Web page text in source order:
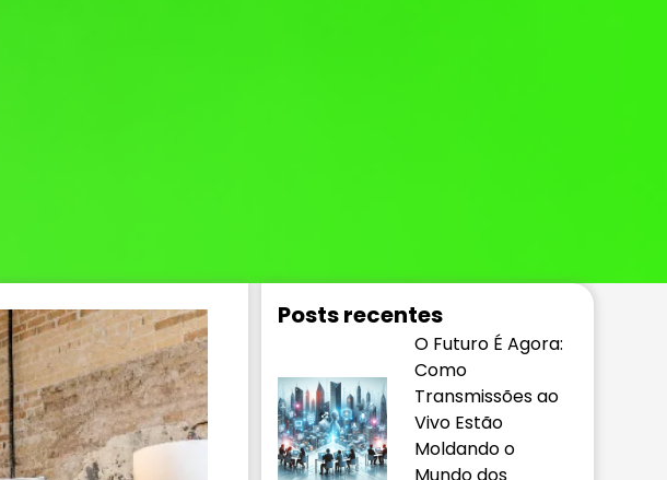
Posts recentes
O Futuro É Agora:
Como
Transmissões ao
Vivo Estão
Moldando o
Mundo dos